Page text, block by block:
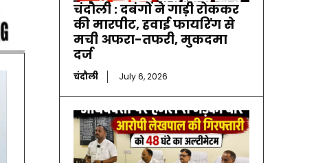
चंदौली : दबंगों ने गाड़ी रोककर
की मारपीट, हवाई फायरिंग से
मची अफरा-तफरी, मुकदमा
दर्ज
चंदौली July 6, 2026